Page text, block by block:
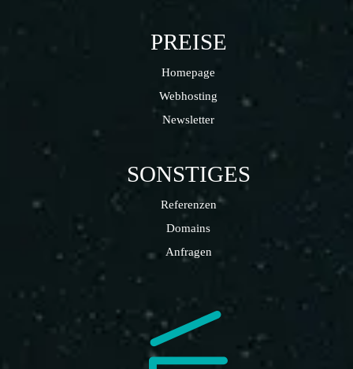
PREISE
Homepage
Webhosting
Newsletter
SONSTIGES
Referenzen
Domains
Anfragen